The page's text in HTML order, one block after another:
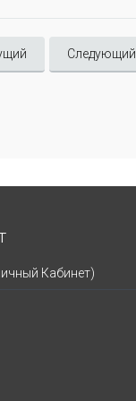
Следующий
Кабинет)